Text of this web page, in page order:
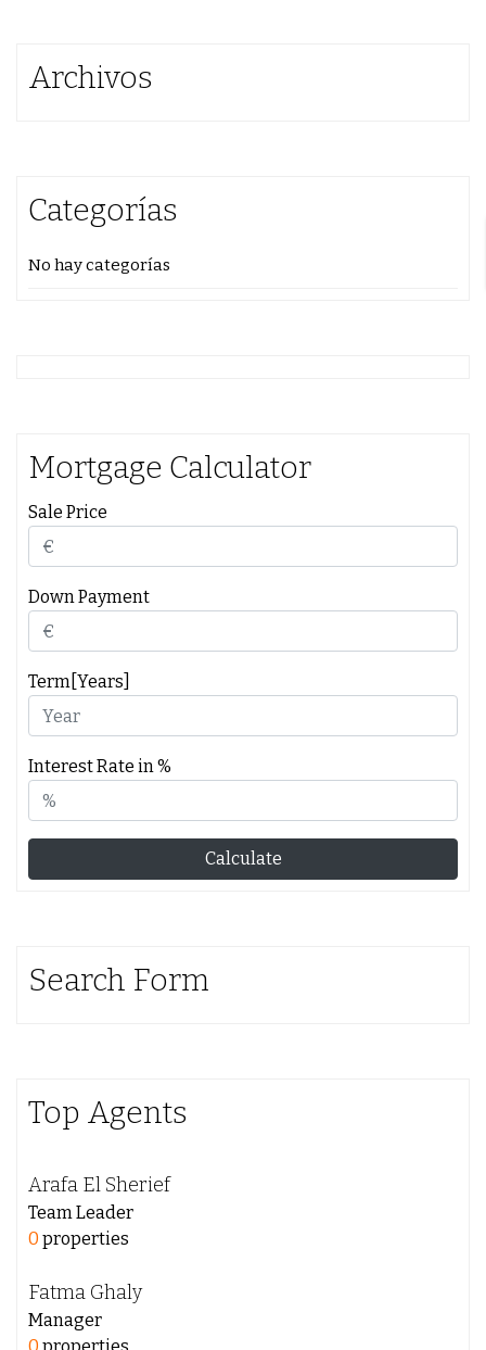
Archivos
Categorías
No hay categorías
Mortgage Calculator
Sale Price
Down Payment
Term[Years]
Interest Rate in %
Calculate
Search Form
Top Agents
Arafa El Sherief
Team Leader
0 properties
Fatma Ghaly
Manager